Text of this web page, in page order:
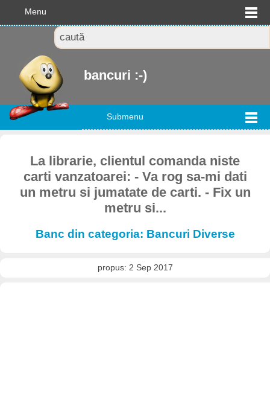
Menu
bancuri :-)
Submenu
La librarie, clientul comanda niste
carti vanzatoarei: - Va rog sa-mi dati
un metru si jumatate de carti. - Fix un
metru si...
Banc din categoria: Bancuri Diverse
propus: 2 Sep 2017